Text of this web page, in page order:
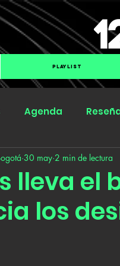
PLAYLIST
Agenda
Submit Hub Groover
lleva el
los
30 may 2 min de lectura